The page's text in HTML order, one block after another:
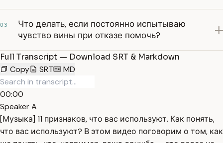
03
Что делать, если постоянно испытываю
чувство вины при отказе помочь?
Full Transcript — Download SRT & Markdown
Copy
SRT MD
00:00
Speaker A
[Музыка] 11 признаков, что вас используют. Как понять,
что вас используют? В этом видео поговорим о том, как